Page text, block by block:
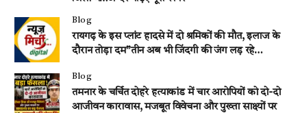
Blog
रायगढ़ के इस प्लांट हादसे में दो श्रमिकों की मौत, इलाज के
दौरान तोड़ा दम”तीन अब भी जिंदगी की जंग लड़ रहे…
Blog
तमनार के चर्चित दोहरे हत्याकांड में चार आरोपियों को दो-दो
आजीवन कारावास, मजबूत विवेचना और पुख्ता साक्ष्यों पर